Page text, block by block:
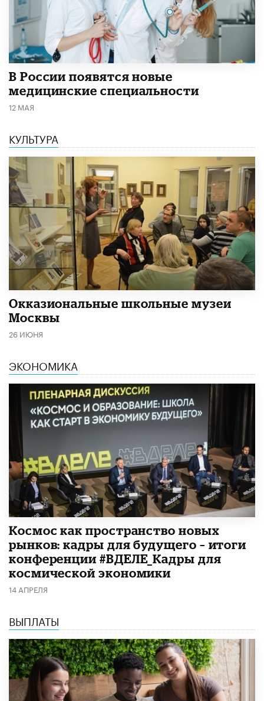
В России появятся новые
медицинские специальности
12 МАЯ
КУЛЬТУРА
​Окказиональные школьные музеи
Москвы
26 ИЮНЯ
ЭКОНОМИКА
Космос как пространство новых
рынков: кадры для будущего – итоги
конференции #ВДЕЛЕ_Кадры для
космической экономики
14 АПРЕЛЯ
ВЫПЛАТЫ